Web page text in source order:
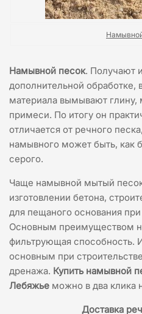
Намывной песок. Получают
дополнительной обработке,
материала вымывают
примеси. По итогу он
отличается от речного
намывного может быть, как
серого.
Чаще намывной мытый
изготовлении бетона,
для пещаного основания при
Основным преимуществом
фильтрующая способность.
основным при
дренажа. Купить намывной
Лебяжье можно в два клика
Доставка